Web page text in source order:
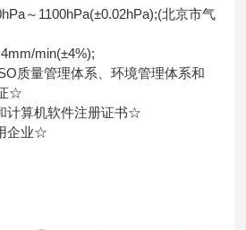
～1100hPa(±0.02hPa);(北京市气
min(±4%);
量管理体系、环境管理体系和
☆
算机软件注册证书☆
企业☆